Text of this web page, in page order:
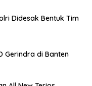
Didesak Bentuk Tim
Gerindra di Banten